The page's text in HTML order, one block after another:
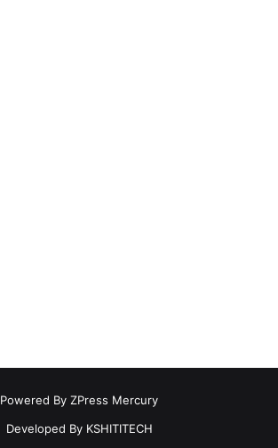
Powered By ZPress Mercury
Developed By KSHITITECH